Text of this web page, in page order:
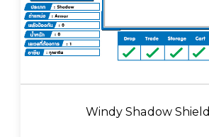
Windy Shadow Shield